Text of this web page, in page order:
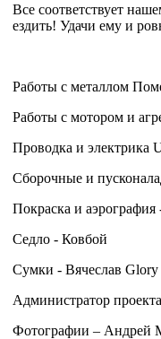
Все соответствует
ездить! Удачи ему и
Работы с металлом
Работы с мотором и
Проводка и электрика
Сборочные и
Покраска и
Седло - Ковбой
Сумки - Вячеслав Glory
Администратор
Фотографии – Андрей